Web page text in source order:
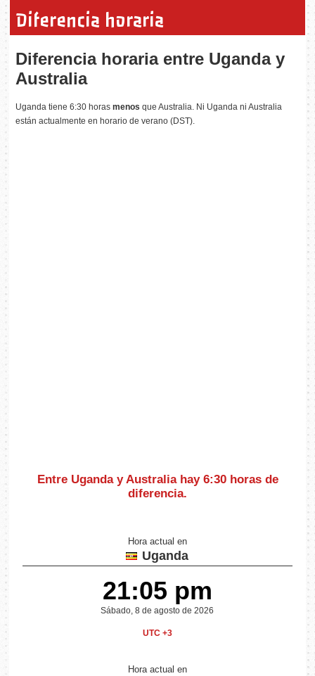
Diferencia horaria
Diferencia horaria entre Uganda y
Australia
Uganda tiene 6:30 horasmenos que Australia. Ni Uganda ni Australia
están actualmente en horario de verano (DST).
Entre Uganda y Australia hay 6:30 horas de
diferencia.
Hora actual en
Uganda
21:05 pm
Sábado, 8 de agosto de 2026
UTC +3
Hora actual en